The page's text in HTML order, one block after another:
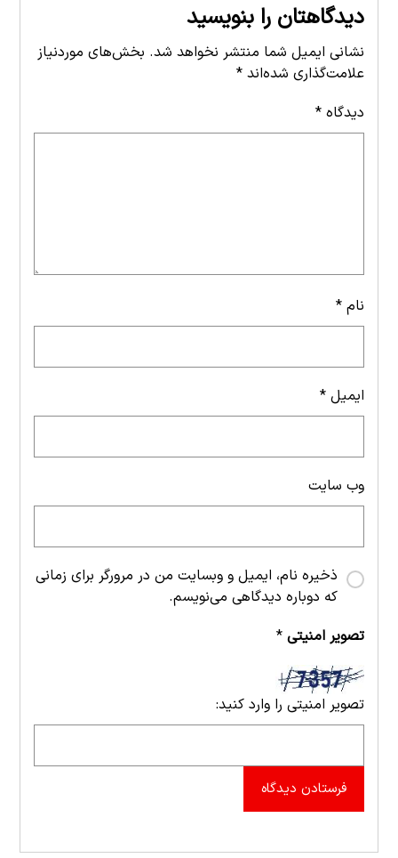
دیدگاهتان را بنویسید
نشانی ایمیل شما منتشر نخواهد شد. بخش‌های موردنیاز
علامت‌گذاری شده‌اند*
دیدگاه*
نام*
ایمیل*
وب‌ سایت
ذخیره نام، ایمیل و وبسایت من در مرورگر برای زمانی
که دوباره دیدگاهی می‌نویسم.
تصویر امنیتی*
تصویر امنیتی را وارد کنید:
فرستادن دیدگاه